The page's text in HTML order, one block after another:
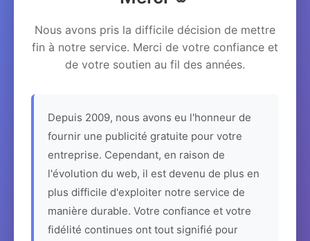
Nous avons pris la difficile décision de mettre
fin à notre service. Merci de votre confiance et
de votre soutien au fil des années.
Depuis 2009, nous avons eu l'honneur de
fournir une publicité gratuite pour votre
entreprise. Cependant, en raison de
l'évolution du web, il est devenu de plus en
plus difficile d'exploiter notre service de
manière durable. Votre confiance et votre
fidélité continues ont tout signifié pour